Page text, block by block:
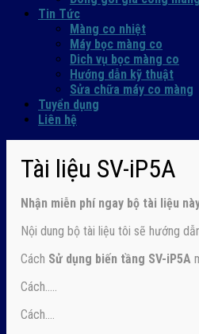
Tin Tức
Màng co nhiệt
Máy bọc màng co
Dich vụ bọc màng co
Hướng dẫn kỹ thuật
Sửa chữa máy co màng
Tuyển dụng
Liên hệ
Tài liệu SV-iP5A
Nhận miễn phí ngay bộ tài liệu
Nội dung bộ tài liệu tôi sẽ hướng
Cách Sử dụng biến tầng SV-iP5A
Cách…..
Cách….